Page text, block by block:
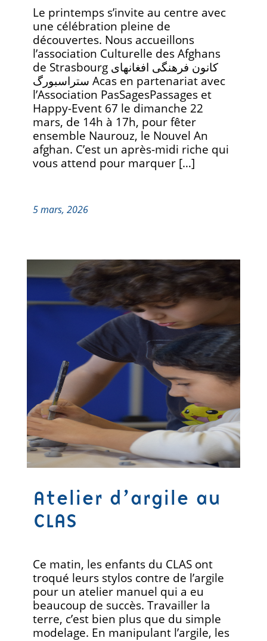
Le printemps s’invite au centre avec
une célébration pleine de
découvertes. Nous accueillons
l’association Culturelle des Afghans
de Strasbourg کانون فرهنگی افغانهای
ستراسبورگ Acas en partenariat avec
l’Association PasSagesPassages et
Happy-Event 67 le dimanche 22
mars, de 14h à 17h, pour fêter
ensemble Naurouz, le Nouvel An
afghan. C’est un après-midi riche qui
vous attend pour marquer […]
5 mars, 2026
Atelier d’argile au
CLAS
Ce matin, les enfants du CLAS ont
troqué leurs stylos contre de l’argile
pour un atelier manuel qui a eu
beaucoup de succès. Travailler la
terre, c’est bien plus que du simple
modelage. En manipulant l’argile, les